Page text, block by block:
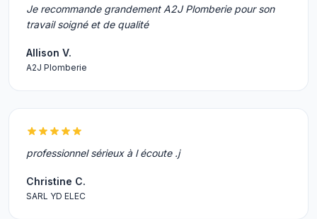
Je recommande grandement A2J Plomberie pour son
travail soigné et de qualité
Allison V.
A2J Plomberie
professionnel sérieux à l écoute .j
Christine C.
SARL YD ELEC